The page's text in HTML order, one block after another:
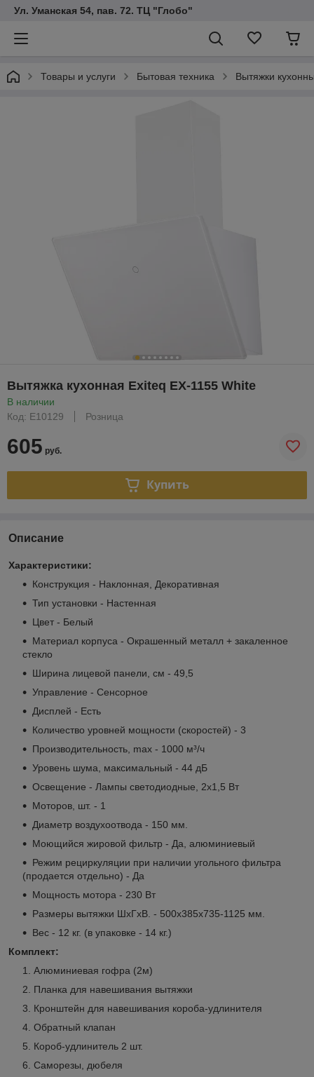
Ул. Уманская 54, пав. 72. ТЦ "Глобо"
Товары и услуги Бытовая техника Вытяжки
Вытяжка кухонная Exiteq EX-1155 White
В наличии
Код: E10129
Розница
605 руб.
Купить
Описание
Характеристики:
Конструкция - Наклонная, Декоративная
Тип установки - Настенная
Цвет - Белый
Материал корпуса - Окрашенный металл + закаленное
стекло
Ширина лицевой панели, см - 49,5
Управление - Сенсорное
Дисплей - Есть
Количество уровней мощности (скоростей) - 3
Производительность, max - 1000 м³/ч
Уровень шума, максимальный - 44 дБ
Освещение - Лампы светодиодные, 2x1,5 Вт
Моторов, шт. - 1
Диаметр воздухоотвода - 150 мм.
Моющийся жировой фильтр - Да, алюминиевый
Режим рециркуляции при наличии угольного фильтра
(продается отдельно) - Да
Мощность мотора - 230 Вт
Размеры вытяжки ШxГxВ. - 500x385x735-1125 мм.
Вес - 12 кг. (в упаковке - 14 кг.)
Комплект:
Алюминиевая гофра (2м)
Планка для навешивания вытяжки
Кронштейн для навешивания короба-удлинителя
Обратный клапан
Короб-удлинитель 2 шт.
Саморезы, дюбеля